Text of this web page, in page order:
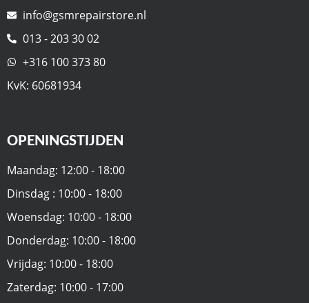
info@gsmrepairstore.nl
013 - 203 30 02
+316 100 373 80
KvK: 60681934
OPENINGSTIJDEN
Maandag: 12:00 - 18:00
Dinsdag : 10:00 - 18:00
Woensdag: 10:00 - 18:00
Donderdag: 10:00 - 18:00
Vrijdag: 10:00 - 18:00
Zaterdag: 10:00 - 17:00